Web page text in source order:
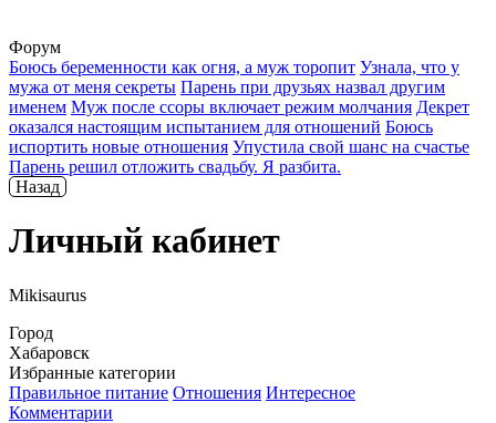
Форум
Боюсь беременности как огня, а муж торопит Узнала, что у
мужа от меня секреты Парень при друзьях назвал другим
именем Муж после ссоры включает режим молчания Декрет
оказался настоящим испытанием для отношений Боюсь
испортить новые отношения Упустила свой шанс на счастье
Парень решил отложить свадьбу. Я разбита.
Назад
Личный кабинет
Mikisaurus
Город
Хабаровск
Избранные категории
Правильное питание Отношения Интересное
Комментарии